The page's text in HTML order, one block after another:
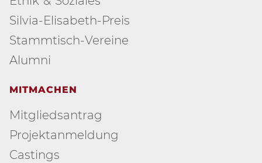
Silvia-Elisabeth-Preis
Stammtisch-Vereine
Alumni
MITMACHEN
Mitgliedsantrag
Projektanmeldung
Castings